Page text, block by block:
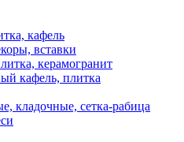
кафель
вставки
керамогранит
кафель, плитка
кладочные, сетка-рабица